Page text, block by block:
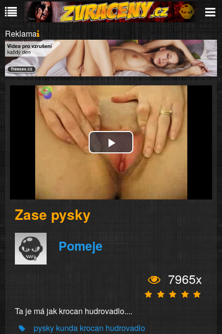
Reklama
Play
Video
Zase pysky
Pomeje
7965x
Ta je má jak krocan hudrovadlo....
pysky kunda krocan hudrovadlo